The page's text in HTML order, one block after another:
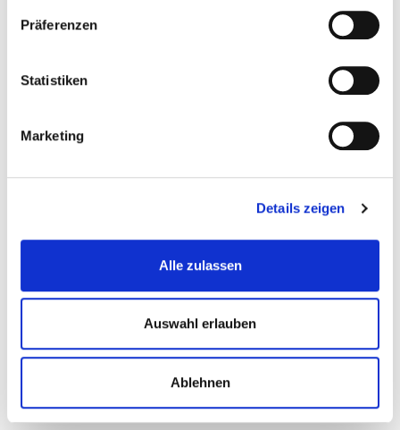
Präferenzen
Statistiken
Marketing
Details zeigen
Alle zulassen
Auswahl erlauben
Ablehnen
Newsletter 59
Newsletter 60
Newsletter 60
Newsletter 61
Newsletter 61
Newsletter 62
Newsletter 63